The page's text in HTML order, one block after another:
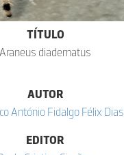
TÍTULO
Araneus diadematus
AUTOR
António Fidalgo Félix Dias
EDITOR